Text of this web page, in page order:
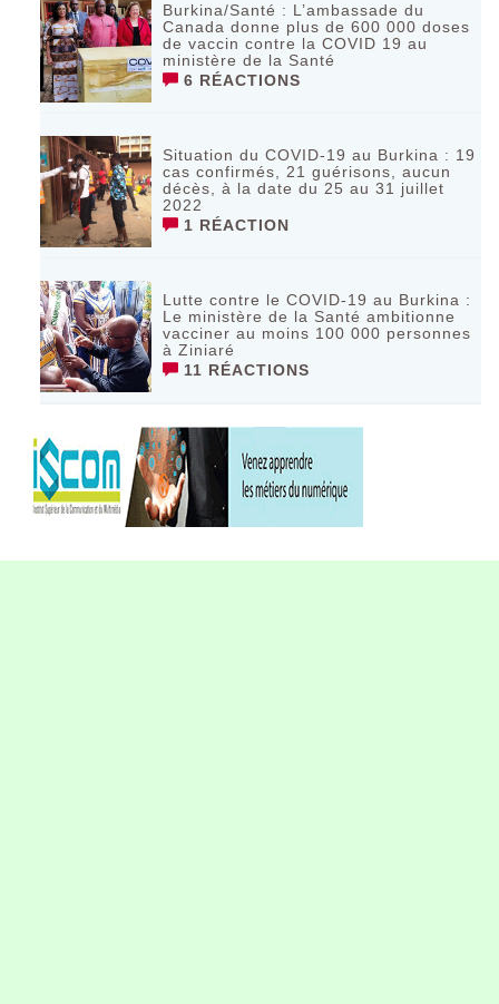
Burkina/Santé : L’ambassade du
Canada donne plus de 600 000 doses
de vaccin contre la COVID 19 au
ministère de la Santé
6 RÉACTIONS
Situation du COVID-19 au Burkina : 19
cas confirmés, 21 guérisons, aucun
décès, à la date du 25 au 31 juillet
2022
1 RÉACTION
Lutte contre le COVID-19 au Burkina :
Le ministère de la Santé ambitionne
vacciner au moins 100 000 personnes
à Ziniaré
11 RÉACTIONS